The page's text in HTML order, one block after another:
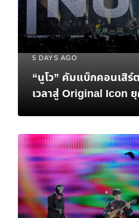
5 DAYS AGO
“นูโว” คัมแบ็กคอนเสิ
เวลาสู่ Original Icon